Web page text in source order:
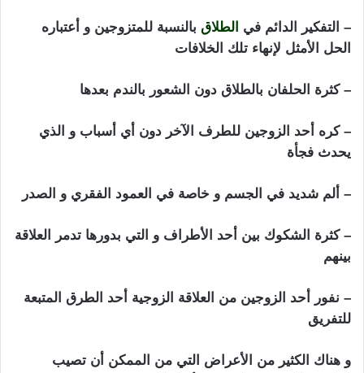
– التفكير الدائم في الطلاق بالنسبة للمتزوجين و أعتباره
الحل الأمثل لإنهاء تلك الخلافات
– كثرة الحلفان بالطلاق دون الشعور بالندم بعدها
– كره أحد الزوجين للطرف الآخر دون أي أسباب و الذي
يحدث فجأة
– ألم شديد في الجسم و خاصة في العمود الفقري و الصدر
– كثرة الشكوك بين أحد الأطراف و التي بدورها تدمر العلاقة
بينهم
– نفور أحد الزوجين من العلاقة الزوجية أحد الطرق المتبعة
للتفريق
و هناك الكثير من الأعراض التي من الممكن أن تصيب